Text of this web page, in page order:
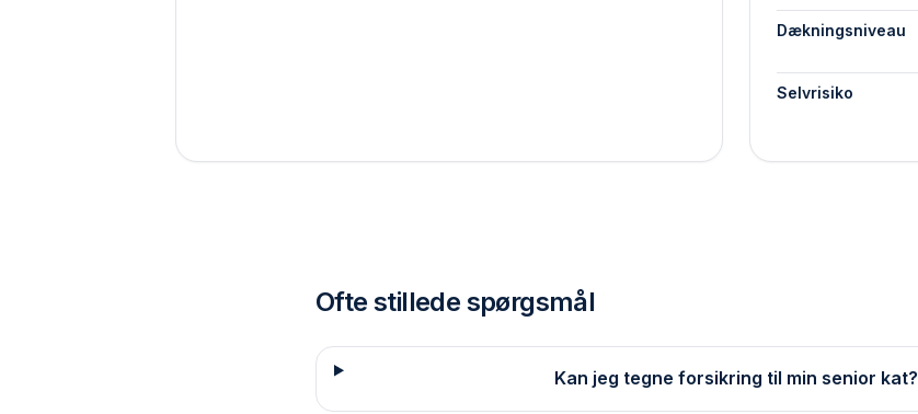
Dækningsniveau
Selvrisiko
Ofte stillede spørgsmål
Kan jeg tegne forsikring til min senior kat?